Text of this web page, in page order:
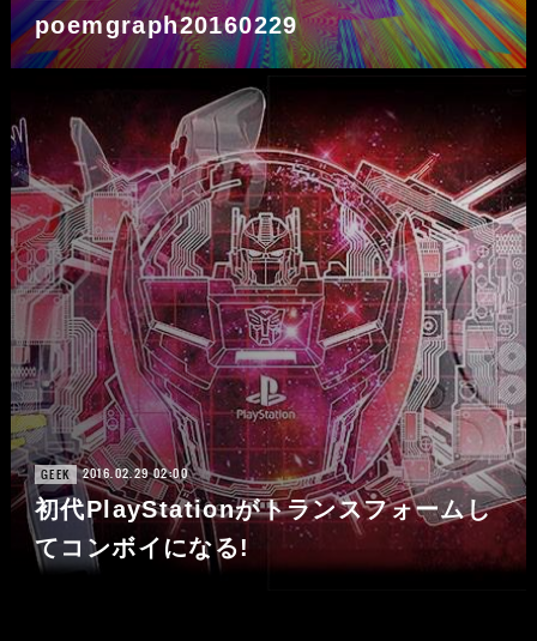
poemgraph20160229
GEEK 2016.02.29 02:00
初代PlayStationがトランスフォームし
てコンボイになる!